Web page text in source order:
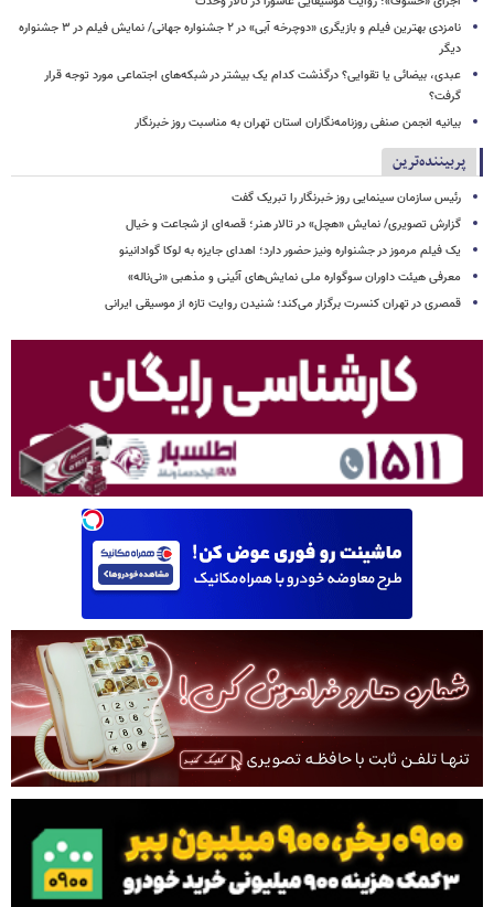
نامزدی بهترین فیلم و بازیگری «دوچرخه آبی» در ۲ جشنواره جهانی/ نمایش فیلم در ۳ جشنواره
دیگر
عبدی، بیضائی یا تقوایی؟ درگذشت کدام یک بیشتر در شبکه‌های اجتماعی مورد توجه قرار
گرفت؟
بیانیه انجمن صنفی روزنامه‌نگاران استان تهران به مناسبت روز خبرنگار
پربیننده‌ترین
رئیس سازمان سینمایی روز خبرنگار را تبریک گفت
گزارش تصویری/ نمایش «هچل» در تالار هنر؛ قصه‌ای از شجاعت و خیال
یک فیلم مرموز در جشنواره ونیز حضور دارد؛ اهدای جایزه به لوکا گوادانینو
معرفی هیئت داوران سوگواره ملی نمایش‌های آئینی و مذهبی «نی‌ناله»
قمصری در تهران کنسرت برگزار می‌کند؛ شنیدن روایت تازه از موسیقی ایرانی